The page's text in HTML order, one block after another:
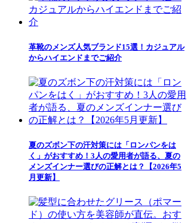
革靴のメンズ人気ブランド15選！カジュアル
からハイエンドまでご紹介
夏のズボン下の汗対策には「ロンパンをは
く」がおすすめ！3人の愛用者が語る、夏の
メンズインナー選びの正解とは？【2026年5
月更新】